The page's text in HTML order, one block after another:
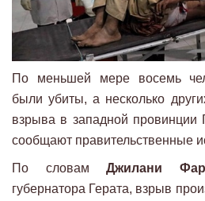
По меньшей мере восемь
были убиты, а несколько
взрыва в западной провинции
сообщают правительственные
По словам Джилани
губернатора Герата, взрыв